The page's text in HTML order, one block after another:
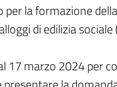
la formazione
di edilizia
17 marzo 2024 per